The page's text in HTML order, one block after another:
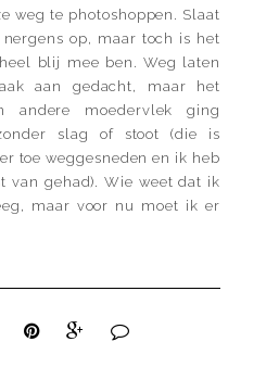
weg te photoshoppen. Slaat
op, maar toch is het
blij mee ben. Weg laten
aan gedacht, maar het
andere moedervlek ging
slag of stoot (die is
toe weggesneden en ik heb
van gehad). Wie weet dat ik
maar voor nu moet ik er